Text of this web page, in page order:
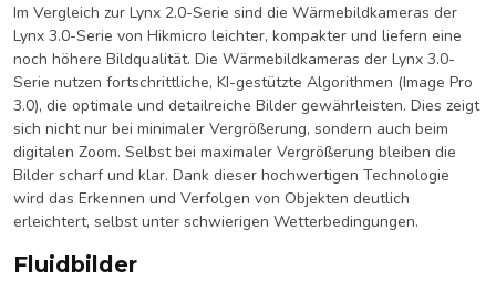
Im Vergleich zur Lynx 2.0-Serie sind die Wärmebildkameras der
Lynx 3.0-Serie von Hikmicro leichter, kompakter und liefern eine
noch höhere Bildqualität. Die Wärmebildkameras der Lynx 3.0-
Serie nutzen fortschrittliche, KI-gestützte Algorithmen (Image Pro
3.0), die optimale und detailreiche Bilder gewährleisten. Dies zeigt
sich nicht nur bei minimaler Vergrößerung, sondern auch beim
digitalen Zoom. Selbst bei maximaler Vergrößerung bleiben die
Bilder scharf und klar. Dank dieser hochwertigen Technologie
wird das Erkennen und Verfolgen von Objekten deutlich
erleichtert, selbst unter schwierigen Wetterbedingungen.
Fluidbilder